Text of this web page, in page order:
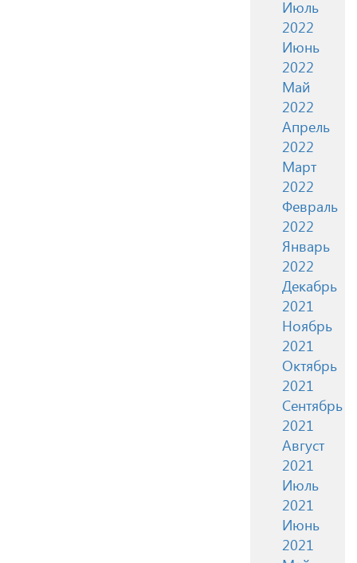
Июль
2022
Июнь
2022
Май
2022
Апрель
2022
Март
2022
Февраль
2022
Январь
2022
Декабрь
2021
Ноябрь
2021
Октябрь
2021
Сентябрь
2021
Август
2021
Июль
2021
Июнь
2021